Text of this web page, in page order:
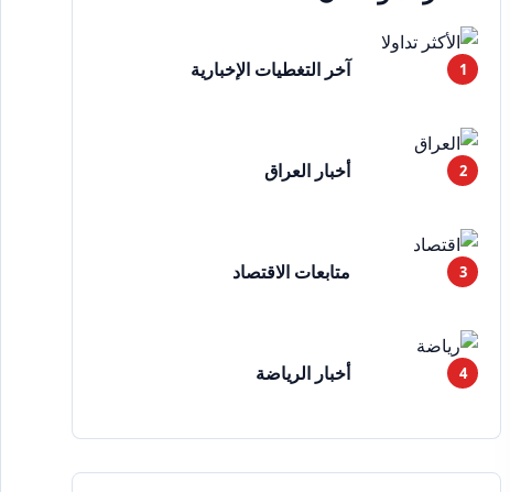
آخر التغطيات الإخبارية
أخبار العراق
متابعات الاقتصاد
أخبار الرياضة